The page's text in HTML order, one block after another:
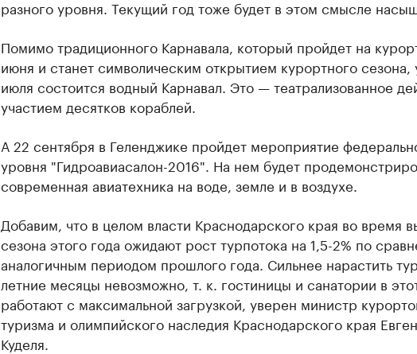
разного уровня. Текущий год тоже будет в этом смысле
Помимо традиционного Карнавала, который пройдет на
июня и станет символическим открытием курортного
июля состоится водный Карнавал. Это — театрализованное
участием десятков кораблей.
А 22 сентября в Геленджике пройдет мероприятие
уровня "Гидроавиасалон-2016". На нем будет
современная авиатехника на воде, земле и в воздухе.
Добавим, что в целом власти Краснодарского края во время
сезона этого года ожидают рост турпотока на 1,5-2% по
аналогичным периодом прошлого года. Сильнее нарастить
летние месяцы невозможно, т. к. гостиницы и санатории в
работают с максимальной загрузкой, уверен министр
туризма и олимпийского наследия Краснодарского края
Куделя.